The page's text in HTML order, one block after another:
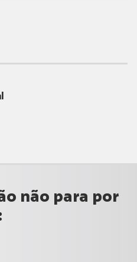
não para por